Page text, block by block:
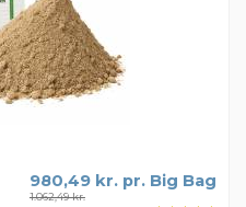
980,49 kr. pr. Big Bag
1.062,49 kr.